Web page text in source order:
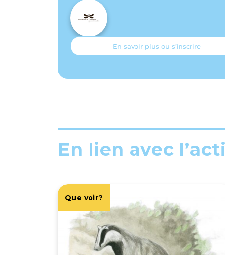
En savoir plus ou s’inscrire
En lien avec
Que voir?